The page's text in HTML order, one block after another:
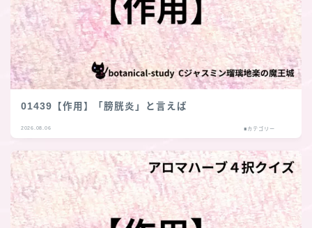
01439【作用】「膀胱炎」と言えば
2026.08.06 ■カテゴリー